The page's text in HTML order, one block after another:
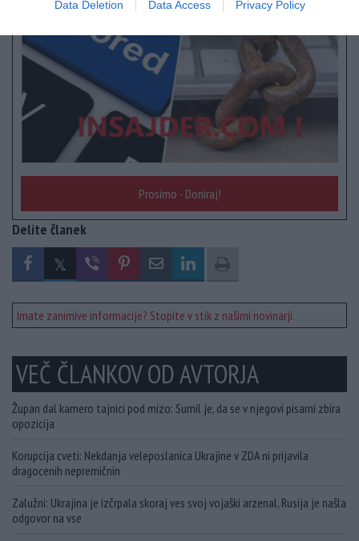
Data Deletion Data Access Privacy Policy
Prosimo - Doniraj!
Delite članek
Imate zanimive informacije? Stopite v stik z našimi novinarji.
VEČ ČLANKOV OD AVTORJA
Župan dal kamero tajnici pod mizo: Sumil je, da se v njegovi pisarni zbira
opozicija
Korupcija cveti: Nekdanja veleposlanica Ukrajine v ZDA ni prijavila
dragocenih nepremičnin
Zalužni: Ukrajina je izčrpala skoraj ves svoj vojaški arzenal, Rusija je našla
odgovor na vse